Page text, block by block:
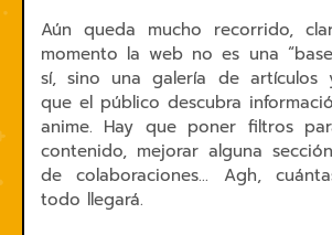
Aún queda mucho recorrido,
momento la web no es una
sí, sino una galería de artículos
que el público descubra
anime. Hay que poner filtros
contenido, mejorar alguna
de colaboraciones... Agh,
todo llegará.